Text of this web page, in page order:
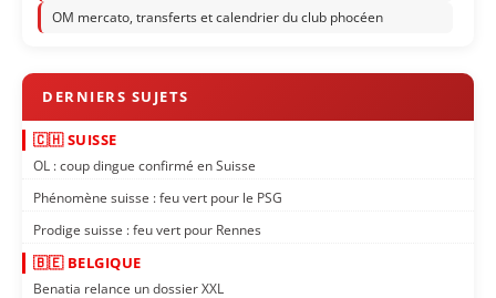
OM mercato, transferts et calendrier du club phocéen
🇨🇭 SUISSE
OL : coup dingue confirmé en Suisse
Phénomène suisse : feu vert pour le PSG
Prodige suisse : feu vert pour Rennes
🇧🇪 BELGIQUE
Benatia relance un dossier XXL